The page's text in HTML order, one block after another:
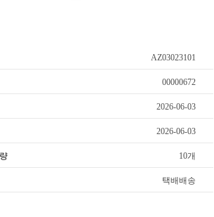
AZ03023101
00000672
2026-06-03
2026-06-03
10개
택배배송